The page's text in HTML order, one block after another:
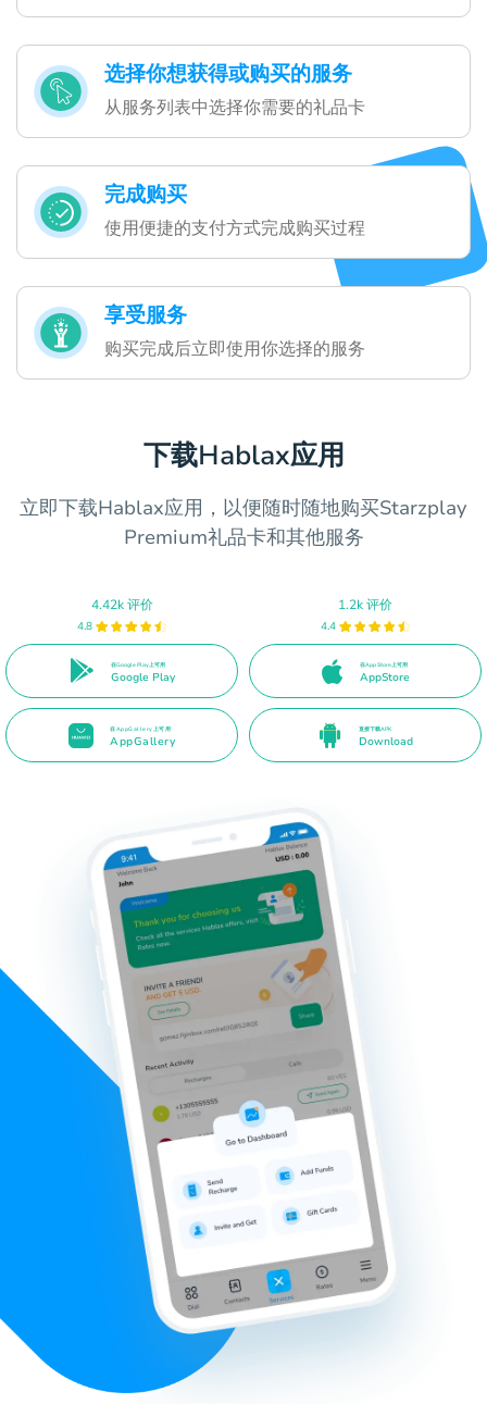
选择你想获得或购买的服务
从服务列表中选择你需要的礼品卡
完成购买
使用便捷的支付方式完成购买过程
享受服务
购买完成后立即使用你选择的服务
下载Hablax应用
立即下载Hablax应用，以便随时随地购买Starzplay
Premium礼品卡和其他服务
4.42k 评价
4.8
在Google Play上可用
Google Play
1.2k 评价
4.4
在App Store上可用
AppStore
在AppGallery上可用
AppGallery
直接下载APK
Download